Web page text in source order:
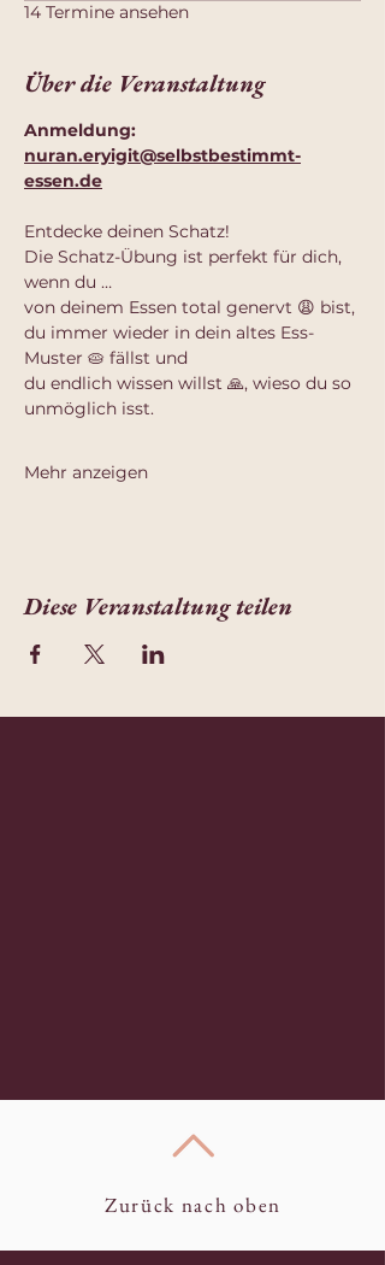
14 Termine ansehen
Über die Veranstaltung
Anmeldung:
nuran.eryigit@selbstbestimmt-
essen.de
Entdecke deinen Schatz!
Die Schatz-Übung ist perfekt für dich,
wenn du …
von deinem Essen total genervt 😩 bist,
du immer wieder in dein altes Ess-
Muster 🥧 fällst und
du endlich wissen willst 🙏, wieso du so
unmöglich isst.
Mehr anzeigen
Diese Veranstaltung teilen
Zurück nach oben